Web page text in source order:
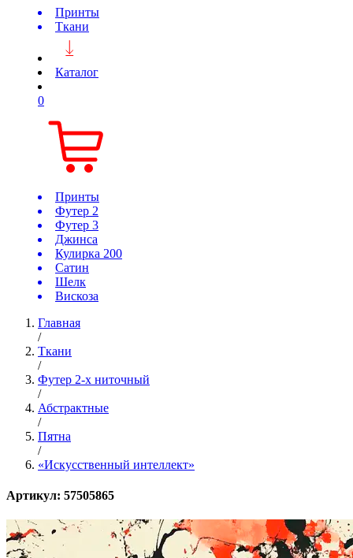
Принты
Ткани
Каталог
0
Принты
Футер 2
Футер 3
Джинса
Кулирка 200
Сатин
Шелк
Вискоза
Главная
/
Ткани
/
Футер 2-х ниточный
/
Абстрактные
/
Пятна
/
«Искусственный интеллект»
Артикул: 57505865